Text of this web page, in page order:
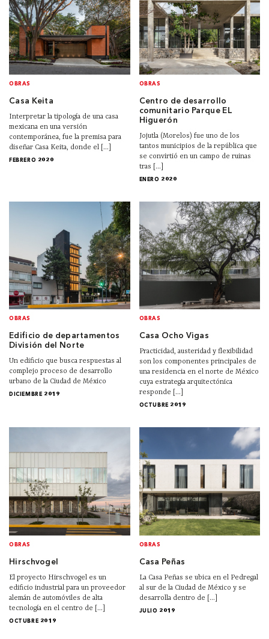
OBRAS
Casa Keita
Interpretar la tipología de una casa
mexicana en una versión
contemporánea, fue la premisa para
diseñar Casa Keita, donde el [...]
FEBRERO 2020
OBRAS
Centro de desarrollo
comunitario Parque EL
Higuerón
Jojutla (Morelos) fue uno de los
tantos municipios de la república que
se convirtió en un campo de ruinas
tras [...]
ENERO 2020
OBRAS
Edificio de departamentos
División del Norte
Un edificio que busca respuestas al
complejo proceso de desarrollo
urbano de la Ciudad de México
DICIEMBRE 2019
OBRAS
Casa Ocho Vigas
Practicidad, austeridad y flexibilidad
son los componentes principales de
una residencia en el norte de México
cuya estrategia arquitectónica
responde [...]
OCTUBRE 2019
OBRAS
Hirschvogel
El proyecto Hirschvogel es un
edificio industrial para un proveedor
alemán de automóviles de alta
tecnología en el centro de [...]
OCTUBRE 2019
OBRAS
Casa Peñas
La Casa Peñas se ubica en el Pedregal
al sur de la Ciudad de México y se
desarrolla dentro de [...]
JULIO 2019